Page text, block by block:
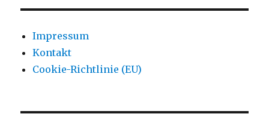
Impressum
Kontakt
Cookie-Richtlinie (EU)